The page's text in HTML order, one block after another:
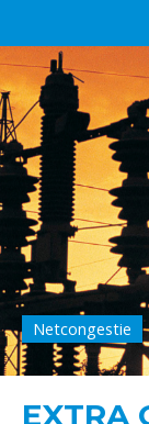
Netcongestie
EXTRA